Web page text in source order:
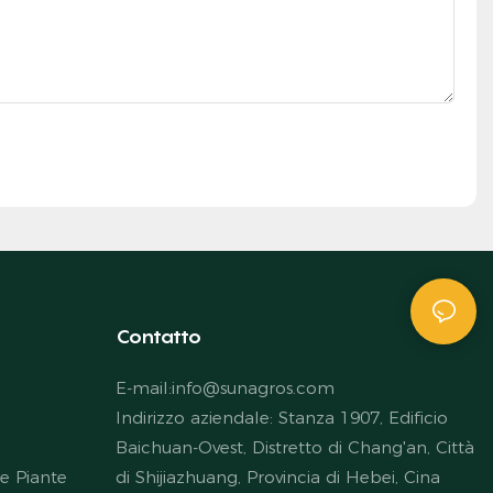
Piante
Contatto
E-mail:info@sunagros.com
Indirizzo aziendale: Stanza 1907, Edificio
Baichuan-Ovest, Distretto di Chang'an, Città
di Shijiazhuang, Provincia di Hebei, Cina